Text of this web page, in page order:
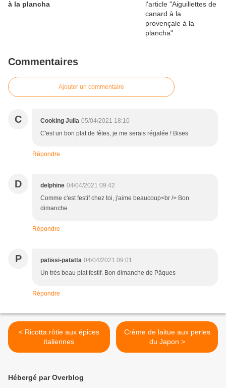
à la plancha
Commentaires
Ajouter un commentaire
C Cooking Julia 05/04/2021 18:10
C'est un bon plat de fêtes, je me serais régalée ! Bises
Répondre
D delphine 04/04/2021 09:42
Comme c'est festif chez toi, j'aime beaucoup<br /> Bon
dimanche
Répondre
P patissi-patatta 04/04/2021 09:01
Un très beau plat festif. Bon dimanche de Pâques
Répondre
< Ricotta rôtie aux épices
italiennes
Crème de laitue aux perles
du Japon >
Hébergé par Overblog